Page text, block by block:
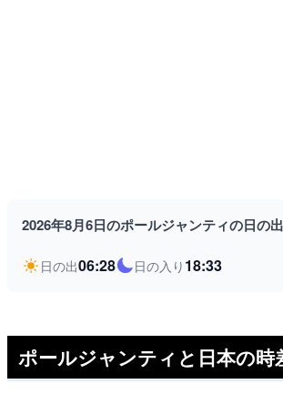
2026年8月6日のポールジャンティの日の
日の出06:28 日の入り 18:33
ポールジャンティと日本の時